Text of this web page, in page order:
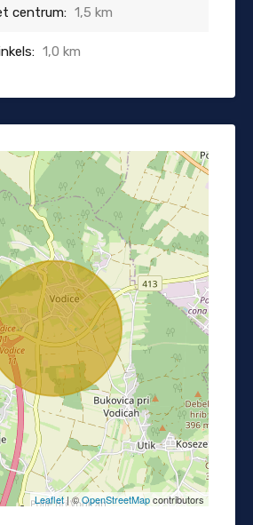
centrum: 1,5 km
1,0 km
Leaflet| ©OpenStreetMapcontributors